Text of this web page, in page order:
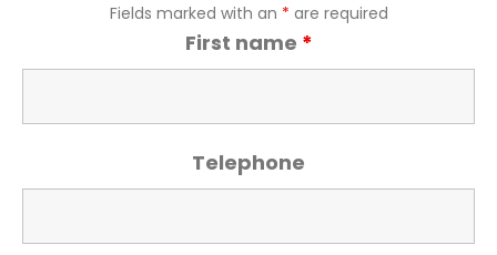
Fields marked with an * are required
First name *
Telephone